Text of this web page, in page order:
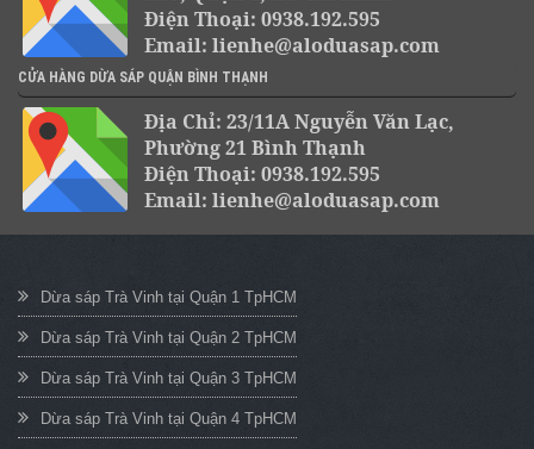
Điện Thoại: 0938.192.595
Email: lienhe@aloduasap.com
CỬA HÀNG DỪA SÁP QUẬN BÌNH THẠNH
Địa Chỉ: 23/11A Nguyễn Văn Lạc,
Phường 21 Bình Thạnh
Điện Thoại: 0938.192.595
Email: lienhe@aloduasap.com
Dừa sáp Trà Vinh tại Quận 1 TpHCM
Dừa sáp Trà Vinh tại Quận 2 TpHCM
Dừa sáp Trà Vinh tại Quận 3 TpHCM
Dừa sáp Trà Vinh tại Quận 4 TpHCM